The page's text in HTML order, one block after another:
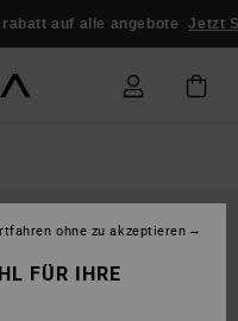
rabatt auf alle angebote Jetzt
FÜR IHRE
ohne zu akzeptieren